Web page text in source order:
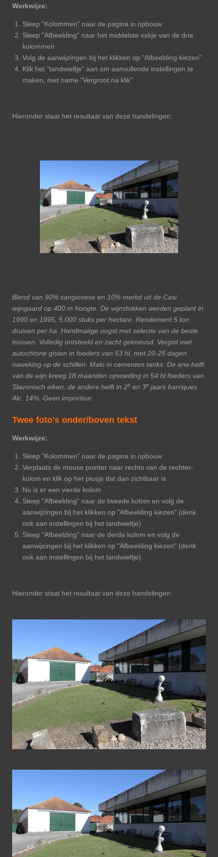
Werkwijze:
Sleep "Kolommen" naar de pagina in opbouw
Sleep "Afbeelding" naar het middelste vakje van de drie
kolommen
Volg de aanwijzingen bij het klikken op "Afbeelding kiezen"
Klik het "tandwieltje" aan om aanvullende instellingen te
maken, met name "Vergroot na klik"
Hieronder staat het resultaat van deze handelingen:
.
Blend van 90% sangiovese en 10% merlot uit de Casi
wijngaard op 400 m hoogte. De wijnstokken werden geplant in
1990 en 1995, 5.000 stuks per hectare. Rendement 5 ton
druiven per ha. Handmatige oogst met selectie van de beste
trossen. Volledig ontsteeld en zacht gekneusd. Vergist met
autochtone gisten in foeders van 53 hl, met 20-25 dagen
naweking op de schillen. Malo in cementen tanks. De ene helft
van de wijn kreeg 18 maanden opvoeding in 54 hl foeders van
Slavonisch eiken, de andere helft in 2e en 3e jaars barriques.
Alc. 14%. Geen importeur.
Twee foto's onder/boven tekst
Werkwijze:
Sleep "Kolommen" naar de pagina in opbouw
Verplaats de mouse pointer naar rechts van de rechter-
kolom en klik op het plusje dat dan zichtbaar is
Nu is er een vierde kolom
Sleep "Afbeelding" naar de tweede kolom en volg de
aanwijzingen bij het klikken op "Afbeelding kiezen" (denk
ook aan instellingen bij het tandwieltje)
Sleep "Afbeelding" naar de derde kolom en volg de
aanwijzingen bij het klikken op "Afbeelding kiezen" (denk
ook aan instellingen bij het tandwieltje)
Hieronder staat het resultaat van deze handelingen: